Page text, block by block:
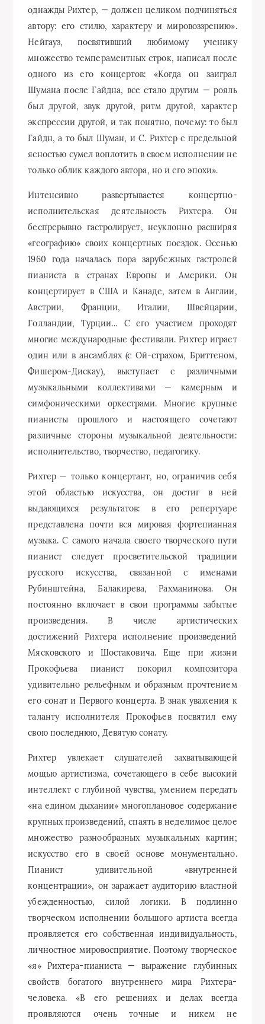
однажды Рихтер, — должен целиком подчиняться
автору: его стилю, характеру и мировоззрению».
Нейгауз, посвятивший любимому ученику
множество темпераментных строк, написал после
одного из его концертов: «Когда он заиграл
Шумана после Гайдна, все стало другим — рояль
был другой, звук другой, ритм другой, характер
экспрессии другой, и так понятно, почему: то был
Гайдн, а то был Шуман, и С. Рихтер с предельной
ясностью сумел воплотить в своем исполнении не
только облик каждого автора, но и его эпохи».
Интенсивно развертывается концертно-
исполнительская деятельность Рихтера. Он
беспрерывно гастролирует, неуклонно расширяя
«географию» своих концертных поездок. Осенью
1960 года началась пора зарубежных гастролей
пианиста в странах Европы и Америки. Он
концертирует в США и Канаде, затем в Англии,
Австрии, Франции, Италии, Швейцарии,
Голландии, Турции… С его участием проходят
многие международные фестивали. Рихтер играет
один или в ансамблях (с Ой-страхом, Бриттеном,
Фишером-Дискау), выступает с различными
музыкальными коллективами — камерным и
симфоническими оркестрами. Многие крупные
пианисты прошлого и настоящего сочетают
различные стороны музыкальной деятельности:
исполнительство, творчество, педагогику.
Рихтер — только концертант, но, ограничив себя
этой областью искусства, он достиг в ней
выдающихся результатов: в его репертуаре
представлена почти вся мировая фортепианная
музыка. С самого начала своего творческого пути
пианист следует просветительской традиции
русского искусства, связанной с именами
Рубинштейна, Балакирева, Рахманинова. Он
постоянно включает в свои программы забытые
произведения. В числе артистических
достижений Рихтера исполнение произведений
Мясковского и Шостаковича. Еще при жизни
Прокофьева пианист покорил композитора
удивительно рельефным и образным прочтением
его сонат и Первого концерта. В знак уважения к
таланту исполнителя Прокофьев посвятил ему
свою последнюю, Девятую сонату.
Рихтер увлекает слушателей захватывающей
мощью артистизма, сочетающего в себе высокий
интеллект с глубиной чувства, умением передать
«на едином дыхании» многоплановое содержание
крупных произведений, спаять в неделимое целое
множество разнообразных музыкальных картин;
искусство его в своей основе монументально.
Пианист удивительной «внутренней
концентрации», он заражает аудиторию властной
убежденностью, силой логики. В подлинно
творческом исполнении большого артиста всегда
проявляется его собственная индивидуальность,
личностное мировосприятие. Поэтому творческое
«я» Рихтера-пианиста — выражение глубинных
свойств богатого внутреннего мира Рихтера-
человека. «В его решениях и делах всегда
проявляются очень точные и никем не